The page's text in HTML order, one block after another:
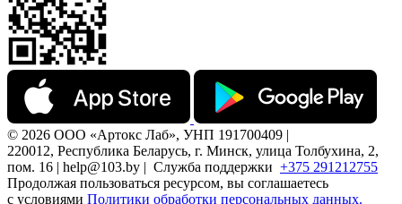
© 2026 ООО «Артокс Лаб», УНП 191700409 |
220012, Республика Беларусь, г. Минск, улица Толбухина, 2,
пом. 16 | help@103.by | Служба поддержки +375 291212755
Продолжая пользоваться ресурсом, вы соглашаетесь
с условиями Политики обработки персональных данных.